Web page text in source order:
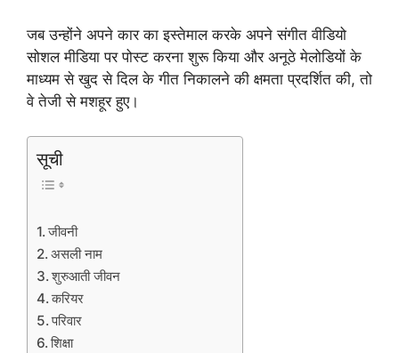
जब उन्होंने अपने कार का इस्तेमाल करके अपने संगीत वीडियो
सोशल मीडिया पर पोस्ट करना शुरू किया और अनूठे मेलोडियों के
माध्यम से खुद से दिल के गीत निकालने की क्षमता प्रदर्शित की, तो
वे तेजी से मशहूर हुए।
सूची
जीवनी
असली नाम
शुरुआती जीवन
करियर
परिवार
शिक्षा